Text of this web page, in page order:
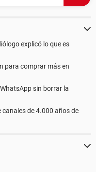
explicó lo que es
para comprar más en
sin borrar la
de 4.000 años de